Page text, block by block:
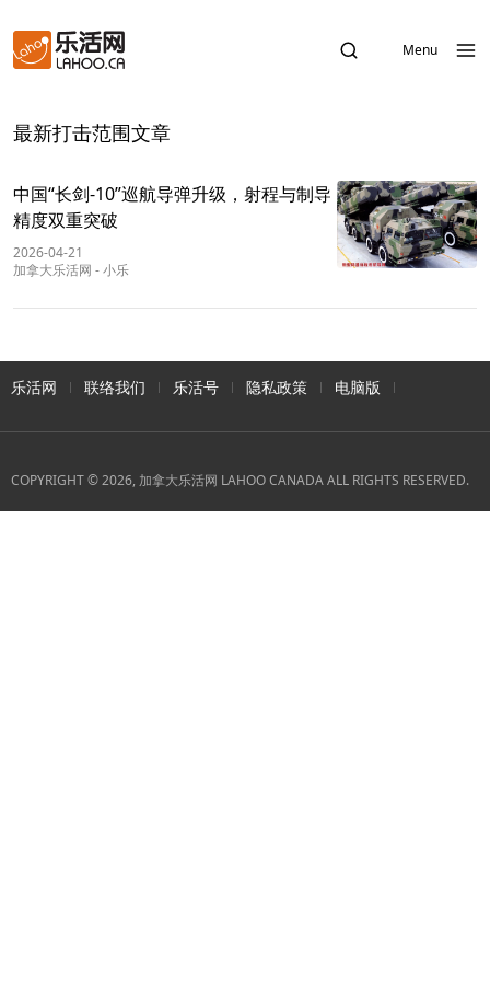
Menu
最新打击范围文章
中国“长剑-10”巡航导弹升级，射程与制导
精度双重突破
2026-04-21
加拿大乐活网 -小乐
乐活网 联络我们 乐活号 隐私政策 电脑版
COPYRIGHT © 2026, 加拿大乐活网 LAHOO CANADA ALL RIGHTS RESERVED.